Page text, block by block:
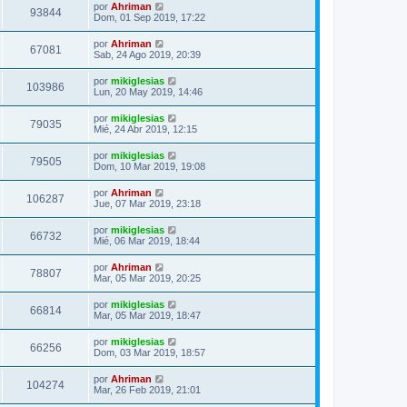
93844 por Ahriman
Dom, 01 Sep 2019, 17:22
67081 por Ahriman
Sab, 24 Ago 2019, 20:39
103986 por mikiglesias
Lun, 20 May 2019, 14:46
79035 por mikiglesias
Mié, 24 Abr 2019, 12:15
79505 por mikiglesias
Dom, 10 Mar 2019, 19:08
106287 por Ahriman
Jue, 07 Mar 2019, 23:18
66732 por mikiglesias
Mié, 06 Mar 2019, 18:44
78807 por Ahriman
Mar, 05 Mar 2019, 20:25
66814 por mikiglesias
Mar, 05 Mar 2019, 18:47
66256 por mikiglesias
Dom, 03 Mar 2019, 18:57
104274 por Ahriman
Mar, 26 Feb 2019, 21:01